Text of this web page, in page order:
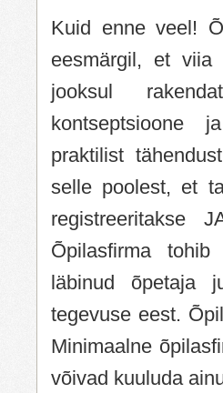
Kuid enne veel!
eesmärgil, et viia
jooksul
kontseptsioone
praktilist
selle poolest, et
registreeritakse
Õpilasfirma
läbinud õpetaja
tegevuse eest.
Minimaalne
võivad kuuluda